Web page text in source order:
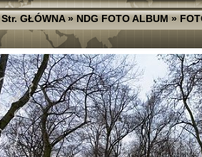
Str. GŁÓWNA»NDG FOTO ALBUM»